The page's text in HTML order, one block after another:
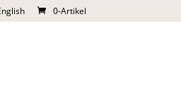
0-Artikel